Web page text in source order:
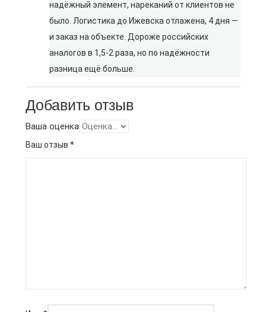
надёжный элемент, нареканий от клиентов не
было. Логистика до Ижевска отлажена, 4 дня —
и заказ на объекте. Дороже российских
аналогов в 1,5-2 раза, но по надёжности
разница ещё больше.
Добавить отзыв
Ваша оценка
Ваш отзыв *